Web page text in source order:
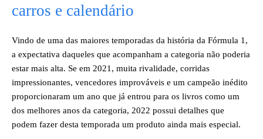
carros e calendário
Vindo de uma das maiores temporadas da história da Fórmula 1,
a expectativa daqueles que acompanham a categoria não poderia
estar mais alta. Se em 2021, muita rivalidade, corridas
impressionantes, vencedores improváveis e um campeão inédito
proporcionaram um ano que já entrou para os livros como um
dos melhores anos da categoria, 2022 possui detalhes que
podem fazer desta temporada um produto ainda mais especial.